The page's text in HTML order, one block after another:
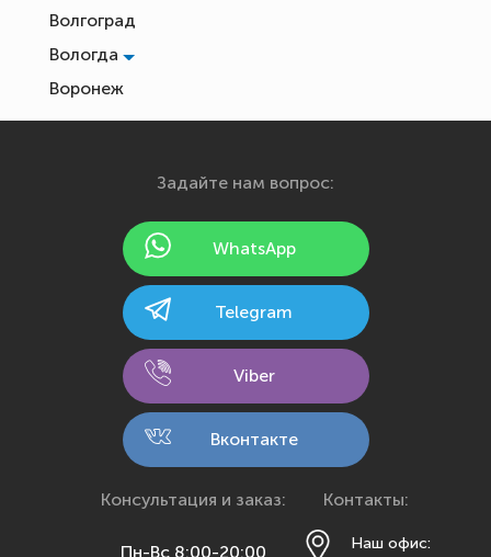
Волгоград
Вологда
Воронеж
Екатеринбург
Йошкар-Ола
Калининград
Кемерово
Кострома
Краснодар
Красноярск
Задайте нам вопрос:
WhatsApp
Telegram
Viber
Вконтакте
Консультация и заказ:
Пн-Вс 8:00-20:00
Контакты:
Наш офис: